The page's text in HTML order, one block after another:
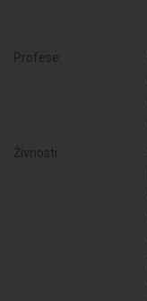
Profese:
Živnosti: